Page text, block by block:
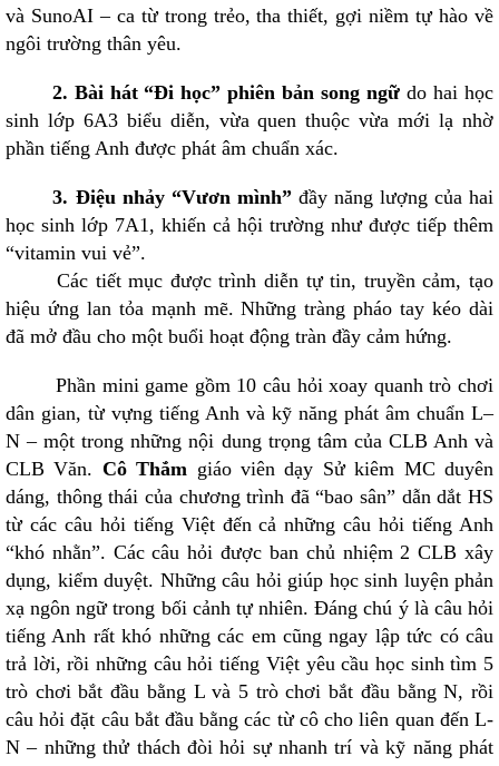
và SunoAI – ca từ trong trẻo, tha thiết, gợi niềm tự hào về
ngôi trường thân yêu.
2. Bài hát “Đi học” phiên bản song ngữ do hai học
sinh lớp 6A3 biểu diễn, vừa quen thuộc vừa mới lạ nhờ
phần tiếng Anh được phát âm chuẩn xác.
3. Điệu nhảy “Vươn mình”đầy năng lượng của hai
học sinh lớp 7A1, khiến cả hội trường như được tiếp thêm
“vitamin vui vẻ”.
Các tiết mục được trình diễn tự tin, truyền cảm, tạo
hiệu ứng lan tỏa mạnh mẽ. Những tràng pháo tay kéo dài
đã mở đầu cho một buổi hoạt động tràn đầy cảm hứng.
Phần mini game gồm 10 câu hỏi xoay quanh trò chơi
dân gian, từ vựng tiếng Anh và kỹ năng phát âm chuẩn L–
N – một trong những nội dung trọng tâm của CLB Anh và
CLB Văn. Cô Thắm giáo viên dạy Sử kiêm MC duyên
dáng, thông thái của chương trình đã “bao sân” dẫn dắt HS
từ các câu hỏi tiếng Việt đến cả những câu hỏi tiếng Anh
“khó nhằn”. Các câu hỏi được ban chủ nhiệm 2 CLB xây
dụng, kiểm duyệt. Những câu hỏi giúp học sinh luyện phản
xạ ngôn ngữ trong bối cảnh tự nhiên. Đáng chú ý là câu hỏi
tiếng Anh rất khó những các em cũng ngay lập tức có câu
trả lời, rồi những câu hỏi tiếng Việt yêu cầu học sinh tìm 5
trò chơi bắt đầu bằng L và 5 trò chơi bắt đầu bằng N, rồi
câu hỏi đặt câu bắt đầu bằng các từ cô cho liên quan đến L-
N – những thử thách đòi hỏi sự nhanh trí và kỹ năng phát